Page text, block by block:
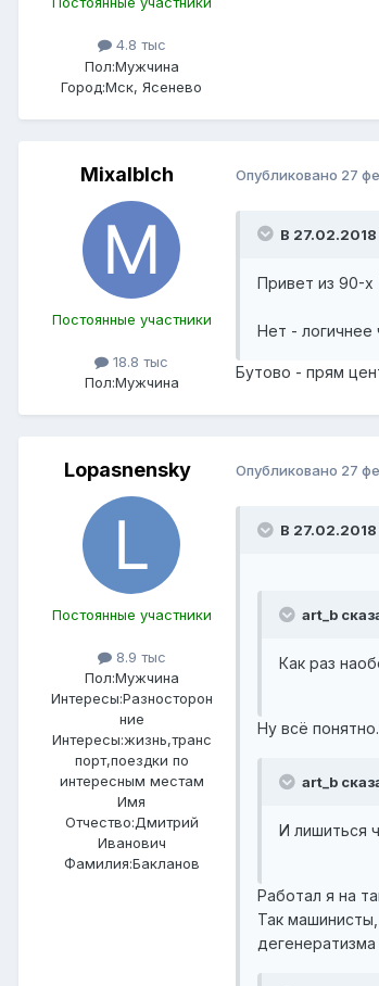
4.8 тыс
Пол:Мужчина
Город:Мск, Ясенево
Mixalblch
Постоянные участники
18.8 тыс
Пол:Мужчина
Опубликовано 27
В 27.02.2018
Привет из 90-х
Нет - логичнее
Бутово - прям
Lopasnensky
Постоянные участники
8.9 тыс
Пол:Мужчина
Интересы:Разносторон
ние
Интересы:жизнь,транс
порт,поездки по
интересным местам
Имя
Отчество:Дмитрий
Иванович
Фамилия:Бакланов
Опубликовано 27
В
art_b
Как раз
Ну всё
art_b
И лишиться
Работал я на
Так